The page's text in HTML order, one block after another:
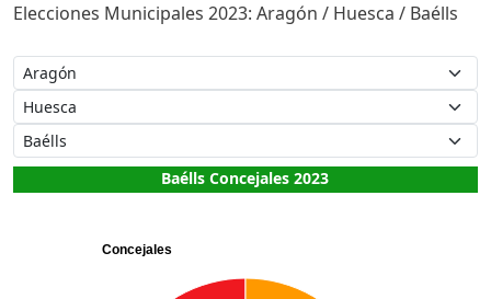
Elecciones Municipales 2023: Aragón / Huesca / Baélls
Baélls Concejales 2023
Concejales